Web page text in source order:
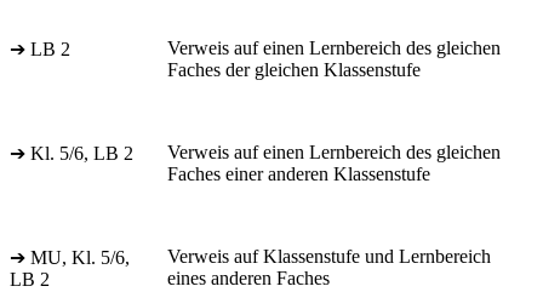
➔ LB 2
Verweis auf einen Lernbereich des gleichen
Faches der gleichen Klassenstufe
➔ Kl. 5/6, LB 2
Verweis auf einen Lernbereich des gleichen
Faches einer anderen Klassenstufe
➔ MU, Kl. 5/6,
LB 2
Verweis auf Klassenstufe und Lernbereich
eines anderen Faches